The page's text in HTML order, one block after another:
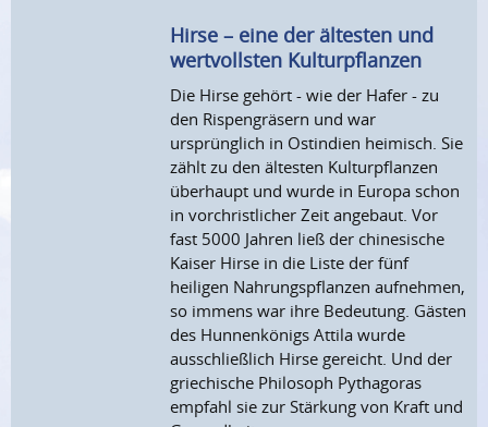
Hirse – eine der ältesten und
wertvollsten Kulturpflanzen
Die Hirse gehört - wie der Hafer - zu
den Rispengräsern und war
ursprünglich in Ostindien heimisch. Sie
zählt zu den ältesten Kulturpflanzen
überhaupt und wurde in Europa schon
in vorchristlicher Zeit angebaut. Vor
fast 5000 Jahren ließ der chinesische
Kaiser Hirse in die Liste der fünf
heiligen Nahrungspflanzen aufnehmen,
so immens war ihre Bedeutung. Gästen
des Hunnenkönigs Attila wurde
ausschließlich Hirse gereicht. Und der
griechische Philosoph Pythagoras
empfahl sie zur Stärkung von Kraft und